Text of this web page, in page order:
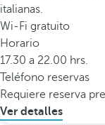
italianas.
Wi-Fi gratuito
Horario
17.30 a 22.00 hrs.
Teléfono reservas
Requiere reserva
Ver detalles